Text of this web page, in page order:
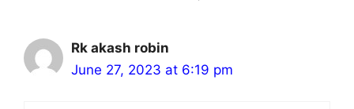
Rk akash robin
June 27, 2023 at 6:19 pm